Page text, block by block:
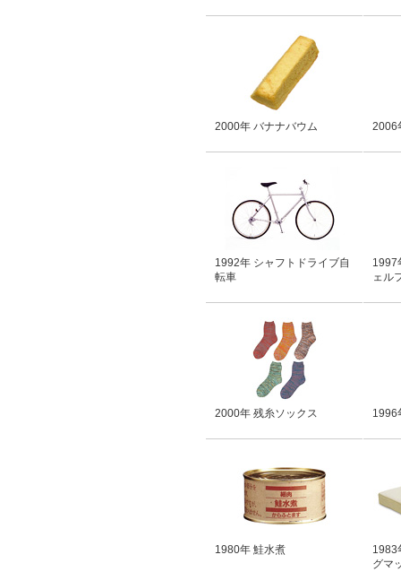
2000年 バナナバウム 2006
1992年 シャフトドライブ自
転車
1997
ェル
2000年 残糸ソックス 1996
1980年 鮭水煮
1983
グマ